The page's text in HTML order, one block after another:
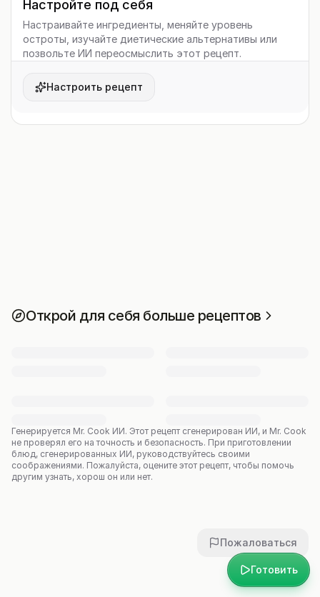
Готовить
Настройте под себя
Настраивайте ингредиенты, меняйте уровень
остроты, изучайте диетические альтернативы или
позвольте ИИ переосмыслить этот рецепт.
Настроить рецепт
Открой для себя больше рецептов
Генерируется Mr. Cook ИИ. Этот рецепт сгенерирован ИИ, и Mr. Cook
не проверял его на точность и безопасность. При приготовлении
блюд, сгенерированных ИИ, руководствуйтесь своими
соображениями. Пожалуйста, оцените этот рецепт, чтобы помочь
другим узнать, хорош он или нет.
Пожаловаться